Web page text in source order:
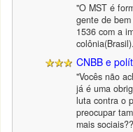
"O MST é
gente de
1536 com a
CNBB e
"Vocês não
já é uma
luta contra o
preocupar
mais